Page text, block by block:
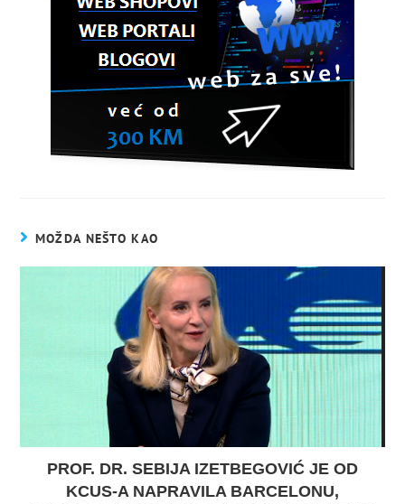
MOŽDA NEŠTO KAO
PROF. DR. SEBIJA IZETBEGOVIĆ JE OD
KCUS-A NAPRAVILA BARCELONU,